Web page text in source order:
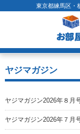
東京都練馬区・
ヤジマガジン
ヤジマガジン2026年８月
ヤジマガジン2026年７月